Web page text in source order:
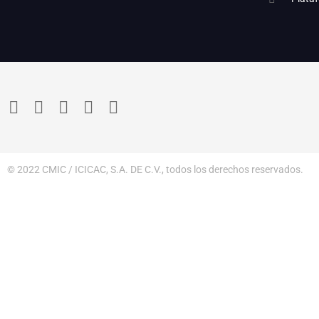
© 2022 CMIC / ICICAC, S.A. DE C.V., todos los derechos reservados.